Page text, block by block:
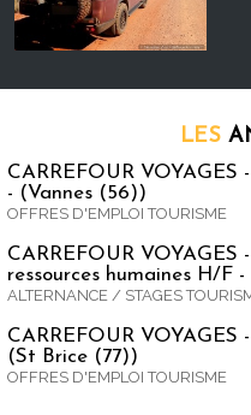
LES
CARREFOUR VOYAGES
- (Vannes (56))
OFFRES D'EMPLOI TOURISME
CARREFOUR
ressources humaines H/F
ALTERNANCE / STAGES
CARREFOUR VOYAGES
(St Brice (77))
OFFRES D'EMPLOI TOURISME